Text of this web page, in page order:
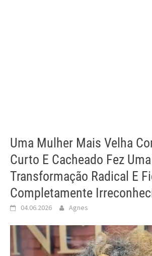
Uma Mulher Mais Velha
Curto E Cacheado Fez Uma
Transformação Radical E
Completamente
04.06.2026 Agnes